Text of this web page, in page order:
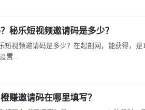
秘乐短视频邀请码是多少？
短视频邀请码是多少？在起剖网，能获得，是
置...
赚邀请码在哪里填写？